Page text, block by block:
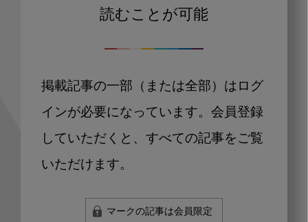
読むことが可能
掲載記事の一部（または全部）はログ
インが必要になっています。会員登録
していただくと、すべての記事をご覧
いただけます。
マークの記事は会員限定